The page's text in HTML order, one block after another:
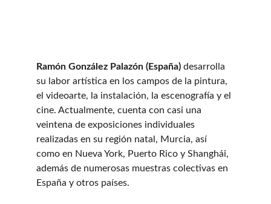
Ramón González Palazón (España) desarrolla
su labor artística en los campos de la pintura,
el videoarte, la instalación, la escenografía y el
cine. Actualmente, cuenta con casi una
veintena de exposiciones individuales
realizadas en su región natal, Murcia, así
como en Nueva York, Puerto Rico y Shanghái,
además de numerosas muestras colectivas en
España y otros países.